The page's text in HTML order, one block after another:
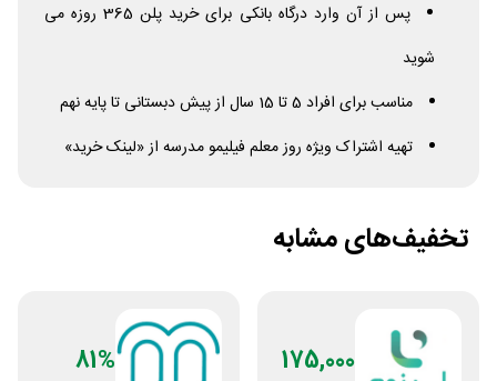
پس از آن وارد درگاه بانکی برای خرید پلن 365 روزه می
شوید
مناسب برای افراد 5 تا 15 سال از پیش دبستانی تا پایه نهم
تهیه اشتراک ویژه روز معلم فیلیمو مدرسه از «لینک خرید»
تخفیف‌های مشابه
175,000
81%